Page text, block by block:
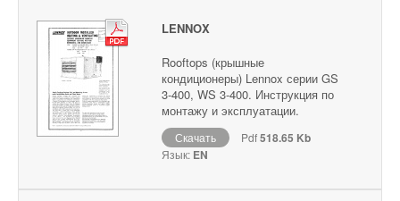
LENNOX
Rooftops (крышные
кондиционеры) Lennox серии GS
3-400, WS 3-400. Инструкция по
монтажу и эксплуатации.
Скачать Pdf518.65 Kb
Язык: EN